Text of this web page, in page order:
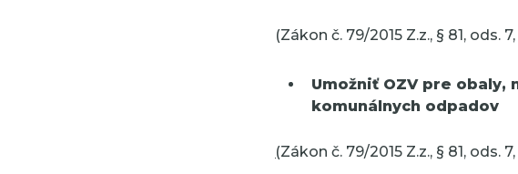
(Zákon č. 79/2015 Z.z., § 81, ods.
Umožniť OZV pre
komunálnych odpadov
(Zákon č. 79/2015 Z.z., § 81, ods.